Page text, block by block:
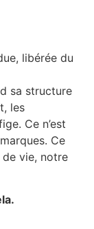
libérée du
sa structure
les
Ce n’est
Ce
vie, notre